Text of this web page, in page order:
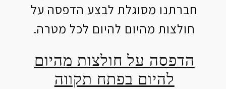
חברתנו מסוגלת לבצע הדפסה על
חולצות מהיום להיום לכל מטרה.
הדפסה על חולצות מהיום
להיום בפתח תקווה